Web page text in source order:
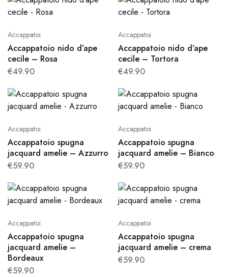
Accappatoi
Accappatoio nido d’ape
cecile – Rosa
€49.90
Accappatoi
Accappatoio nido d’ape
cecile – Tortora
€49.90
Accappatoi
Accappatoio spugna
jacquard amelie – Azzurro
€59.90
Accappatoi
Accappatoio spugna
jacquard amelie – Bianco
€59.90
Accappatoi
Accappatoio spugna
jacquard amelie –
Bordeaux
€59.90
Accappatoi
Accappatoio spugna
jacquard amelie – crema
€59.90